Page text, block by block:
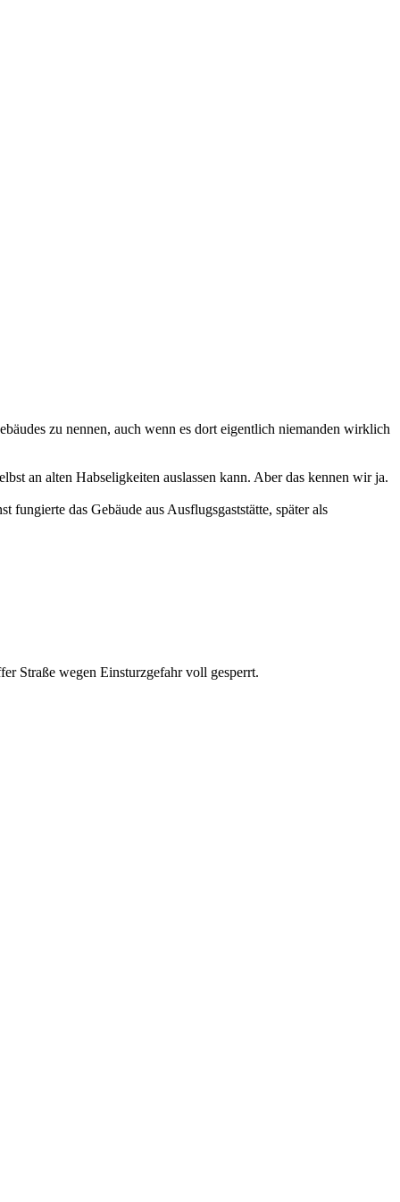
zu nennen, auch wenn es dort eigentlich niemanden wirklich
an alten Habseligkeiten auslassen kann. Aber das kennen wir ja.
das Gebäude aus Ausflugsgaststätte, später als
Straße wegen Einsturzgefahr voll gesperrt.